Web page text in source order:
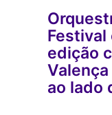
Festival
edição
ao lado